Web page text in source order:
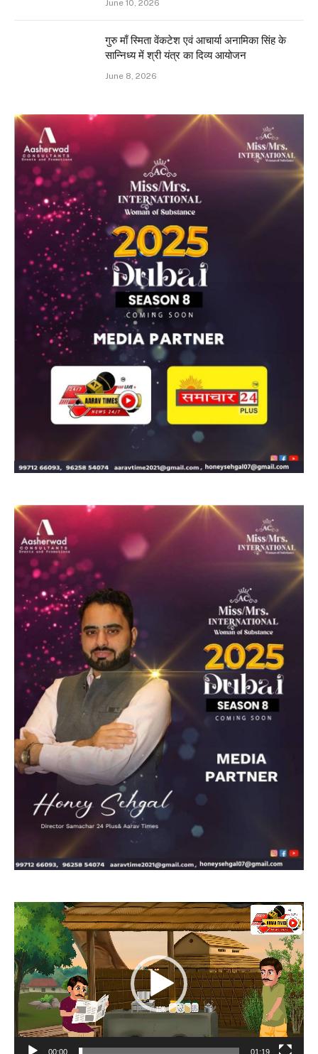
June 10, 2026
गुरु माँ स्मिता वेंकटेश एवं आचार्या अनामिका सिंह के
सान्निध्य में श्री यंत्र का दिव्य आयोजन
June 8, 2026
Video
Player
00:00 01:19